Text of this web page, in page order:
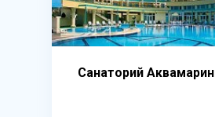
Санаторий Аквамарин